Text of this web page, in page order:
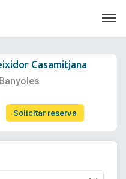
Casamitjana
Solicitar reserva